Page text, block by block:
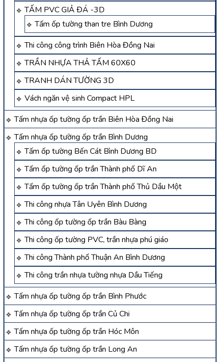
TẤM PVC GIẢ ĐÁ -3D
Tấm ốp tường than tre Bình Dương
Thi công công trình Biên Hòa Đồng Nai
TRẦN NHỰA THẢ TẤM 60X60
TRANH DÁN TƯỜNG 3D
Vách ngăn vệ sinh Compact HPL
Tấm nhựa ốp tường ốp trần Biên Hòa Đồng Nai
Tấm nhựa ốp tường ốp trần Bình Dương
Tấm ốp tường Bến Cát Bình Dương BD
Tấm ốp tường ốp trần Thành phố Dĩ An
Tấm ốp tường ốp trần Thành phố Thủ Dầu Một
Thi công nhựa Tân Uyên Bình Dương
Thi công ốp tường ốp trần Bàu Bàng
Thi công ốp tường PVC, trần nhựa phú giáo
Thi công Thành phố Thuận An Bình Dương
Thi công trần nhựa tường nhựa Dầu Tiếng
Tấm nhựa ốp tường ốp trần Bình Phước
Tấm nhựa ốp tường ốp trần Củ Chi
Tấm nhựa ốp tường ốp trần Hóc Môn
Tấm nhựa ốp tường ốp trần Long An